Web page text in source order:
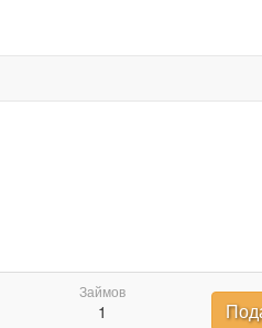
Займов
1